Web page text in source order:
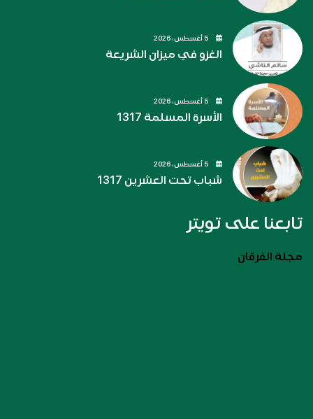
الغزو في ميزان الشريعة
الأسرة المسلمة 1317
شباب تحت العشرين 1317
تابعنا على تويتر
مجلة الفرقان